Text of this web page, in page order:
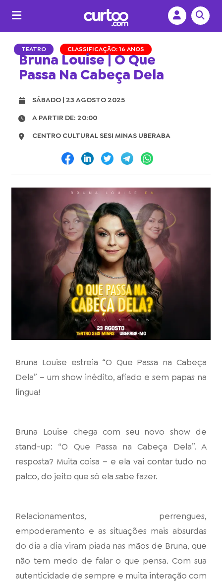
TEATRO CLASSIFICAÇÃO: 16 ANOS
Bruna Louise | O Que
Passa Na Cabeça Dela
SÁBADO | 23 AGOSTO 2025
A PARTIR DE: 20:00
CENTRO CULTURAL SESI MINAS UBERABA
Bruna Louise estreia “O Que Passa na Cabeça
Dela” – um show inédito, afiado e sem papas na
língua!
Bruna Louise chega com seu novo show de
stand-up: “O Que Passa na Cabeça Dela”. A
resposta? Muita coisa – e ela vai contar tudo no
palco, do jeito que só ela sabe fazer.
Relacionamentos, perrengues,
empoderamento e as situações mais absurdas
do dia a dia viram piada nas mãos de Bruna, que
não tem medo de falar o que pensa. Com sua
autenticidade de sempre e muita interação com